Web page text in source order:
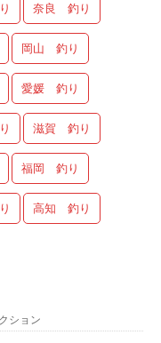
奈良 釣り
岡山 釣り
愛媛 釣り
滋賀 釣り
福岡 釣り
高知 釣り
ション